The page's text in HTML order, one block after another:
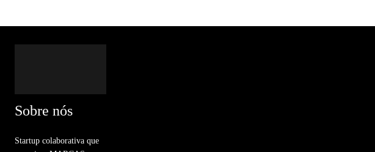
Sobre nós
Startup colaborativa que